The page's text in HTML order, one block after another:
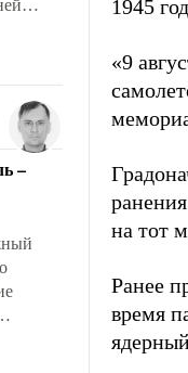
–
–
по
1945
«9
на тот
Ранее
время